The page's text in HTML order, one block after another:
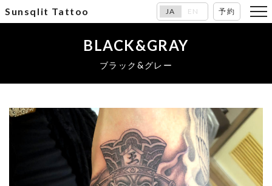
Sunsqlit Tattoo JA EN 予約
BLACK&GRAY
ブラック&グレー